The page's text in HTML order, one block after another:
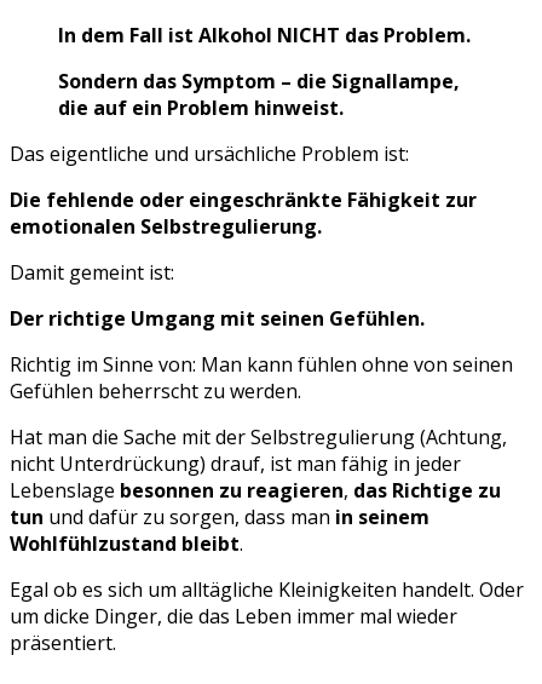
In dem Fall ist Alkohol NICHT das Problem.
Sondern das Symptom – die Signallampe,
die auf ein Problem hinweist.
Das eigentliche und ursächliche Problem ist:
Die fehlende oder eingeschränkte Fähigkeit zur
emotionalen Selbstregulierung.
Damit gemeint ist:
Der richtige Umgang mit seinen Gefühlen.
Richtig im Sinne von: Man kann fühlen ohne von seinen
Gefühlen beherrscht zu werden.
Hat man die Sache mit der Selbstregulierung (Achtung,
nicht Unterdrückung) drauf, ist man fähig in jeder
Lebenslage besonnen zu reagieren, das Richtige zu
tun und dafür zu sorgen, dass man in seinem
Wohlfühlzustand bleibt.
Egal ob es sich um alltägliche Kleinigkeiten handelt. Oder
um dicke Dinger, die das Leben immer mal wieder
präsentiert.